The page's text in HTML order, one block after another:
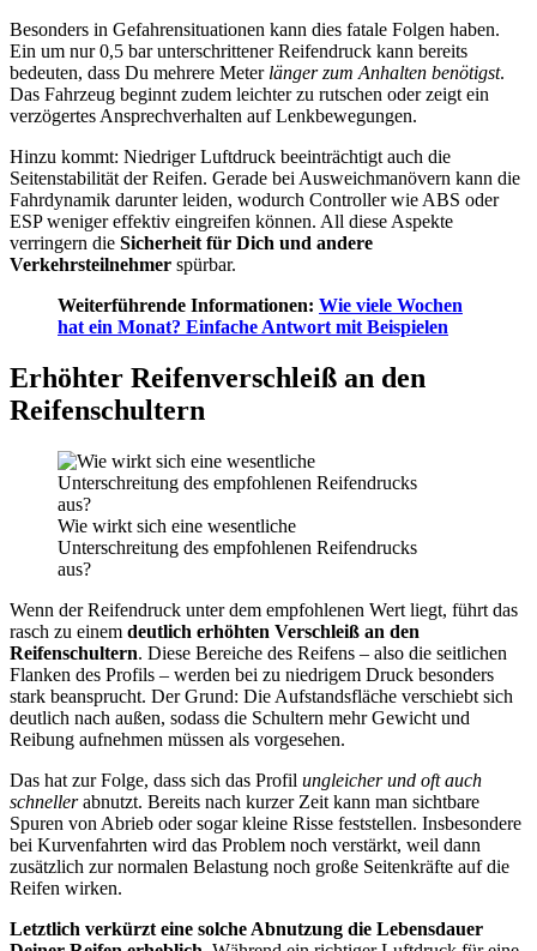
Besonders in Gefahrensituationen kann dies fatale Folgen haben.
Ein um nur 0,5 bar unterschrittener Reifendruck kann bereits
bedeuten, dass Du mehrere Meter länger zum Anhalten benötigst.
Das Fahrzeug beginnt zudem leichter zu rutschen oder zeigt ein
verzögertes Ansprechverhalten auf Lenkbewegungen.
Hinzu kommt: Niedriger Luftdruck beeinträchtigt auch die
Seitenstabilität der Reifen. Gerade bei Ausweichmanövern kann die
Fahrdynamik darunter leiden, wodurch Controller wie ABS oder
ESP weniger effektiv eingreifen können. All diese Aspekte
verringern die Sicherheit für Dich und andere
Verkehrsteilnehmer spürbar.
Weiterführende Informationen: Wie viele Wochen
hat ein Monat? Einfache Antwort mit Beispielen
Erhöhter Reifenverschleiß an den
Reifenschultern
Wie wirkt sich eine wesentliche
Unterschreitung des empfohlenen Reifendrucks
aus?
Wenn der Reifendruck unter dem empfohlenen Wert liegt, führt das
rasch zu einem deutlich erhöhten Verschleiß an den
Reifenschultern. Diese Bereiche des Reifens – also die seitlichen
Flanken des Profils – werden bei zu niedrigem Druck besonders
stark beansprucht. Der Grund: Die Aufstandsfläche verschiebt sich
deutlich nach außen, sodass die Schultern mehr Gewicht und
Reibung aufnehmen müssen als vorgesehen.
Das hat zur Folge, dass sich das Profil ungleicher und oft auch
schnellerabnutzt. Bereits nach kurzer Zeit kann man sichtbare
Spuren von Abrieb oder sogar kleine Risse feststellen. Insbesondere
bei Kurvenfahrten wird das Problem noch verstärkt, weil dann
zusätzlich zur normalen Belastung noch große Seitenkräfte auf die
Reifen wirken.
Letztlich verkürzt eine solche Abnutzung die Lebensdauer